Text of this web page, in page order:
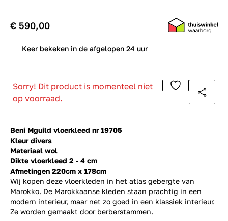
Beni Mguild vloerkleed nr 19705
Kleur divers
Materiaal wol
Dikte vloerkleed 2 - 4 cm
Afmetingen 220cm x 178cm
Wij kopen deze vloerkleden in het atlas gebergte van
Marokko. De Marokkaanse kleden staan prachtig in een
modern interieur, maar net zo goed in een klassiek interieur.
Ze worden gemaakt door berberstammen.
€ 590,00
Keer bekeken in de afgelopen 24 uur
Sorry! Dit product is momenteel niet
op voorraad.